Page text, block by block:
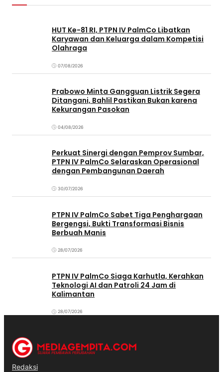
HUT Ke-81 RI, PTPN IV PalmCo Libatkan
Karyawan dan Keluarga dalam Kompetisi
Olahraga
07/08/2026
Prabowo Minta Gangguan Listrik Segera
Ditangani, Bahlil Pastikan Bukan karena
Kekurangan Pasokan
04/08/2026
Perkuat Sinergi dengan Pemprov Sumbar,
PTPN IV PalmCo Selaraskan Operasional
dengan Pembangunan Daerah
30/07/2026
PTPN IV PalmCo Sabet Tiga Penghargaan
Bergengsi, Bukti Transformasi Bisnis
Berbuah Manis
28/07/2026
PTPN IV PalmCo Siaga Karhutla, Kerahkan
Teknologi AI dan Patroli 24 Jam di
Kalimantan
28/07/2026
Redaksi